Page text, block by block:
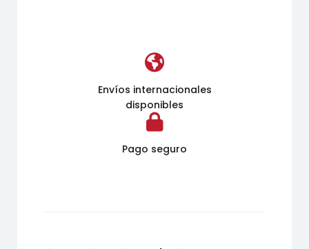
Envíos internacionales
disponibles
Pago seguro